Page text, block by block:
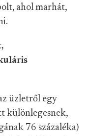
ahol marhát,
üzletről egy
különlegesnek,
76 százaléka)